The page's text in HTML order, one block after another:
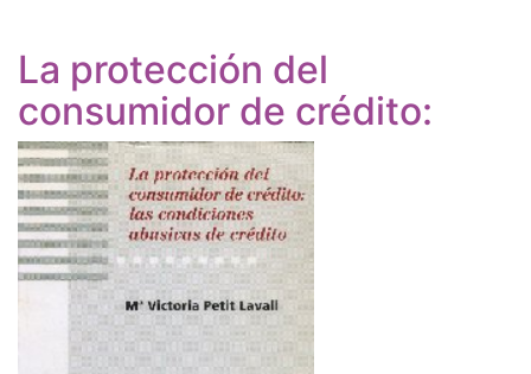
La protección del
consumidor de crédito: